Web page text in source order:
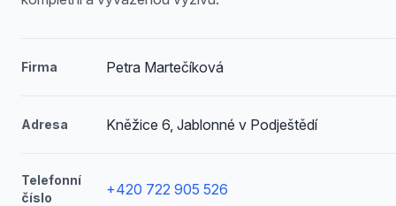
Firma Petra Martečíková
Adresa Kněžice 6, Jablonné v Podještědí
Telefonní
číslo
+420 722 905 526